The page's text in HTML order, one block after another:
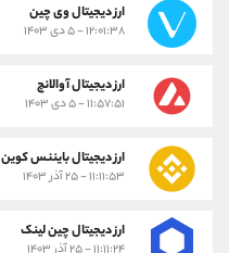
ارز دیجیتال وی چین
۱۲:۰۱:۳۸ - ۵ دی ۱۴۰۳
ارز دیجیتال آوالانچ
۱۱:۵۷:۵۱ - ۵ دی ۱۴۰۳
ارز دیجیتال بایننس کوین
۱۱:۱۱:۵۳ - ۲۵ آذر ۱۴۰۳
ارز دیجیتال چین لینک